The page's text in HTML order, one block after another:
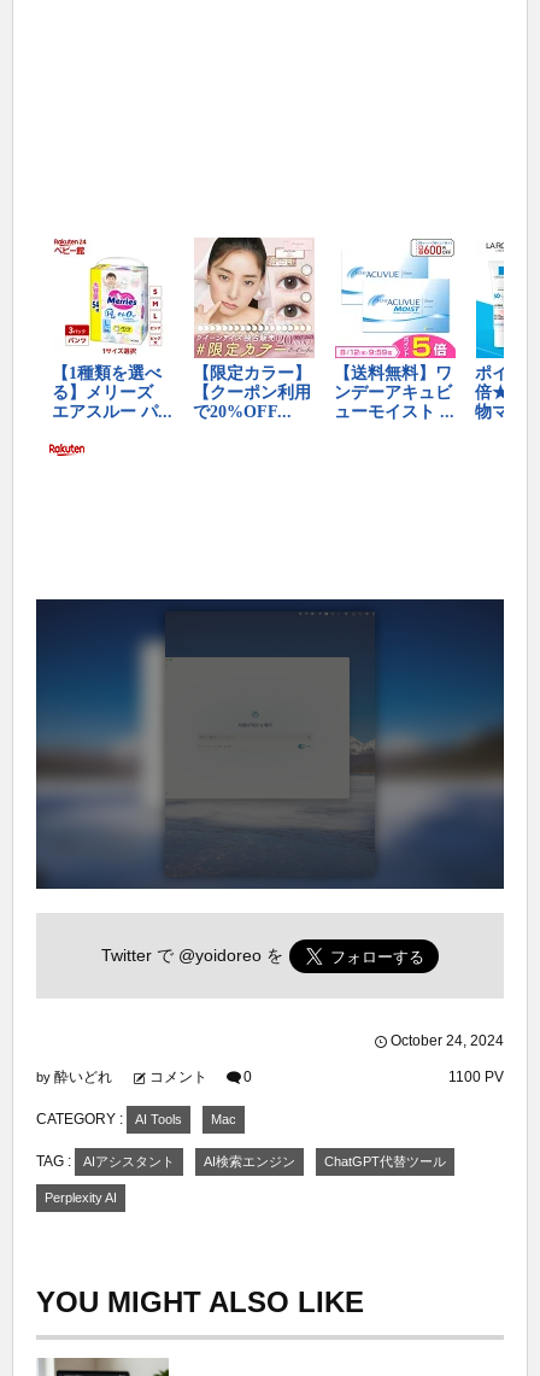
Twitter で @yoidoreo を
October 24 2024
by 酔いどれ コメント 0 1100 PV
CATEGORY : AI Tools Mac
TAG : AIアシスタント AI検索エンジン ChatGPT代替ツール
Perplexity AI
YOU MIGHT ALSO LIKE